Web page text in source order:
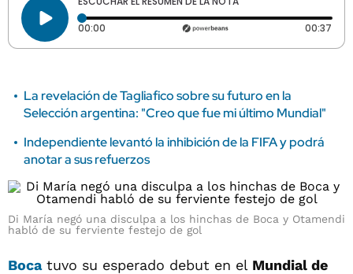
00:00 Tiempo transcurrido: 0 segundos 00:37
La revelación de Tagliafico sobre su futuro en la
Selección argentina: "Creo que fue mi último Mundial"
Independiente levantó la inhibición de la FIFA y podrá
anotar a sus refuerzos
Di María negó una disculpa a los hinchas de Boca y Otamendi
habló de su ferviente festejo de gol
Bocatuvo su esperado debut en el Mundial de